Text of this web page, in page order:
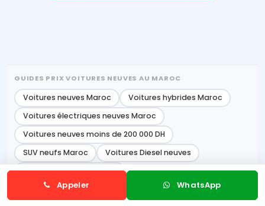
Appeler WhatsApp
GUIDES PRIX VOITURES NEUVES AU MAROC
Voitures neuves Maroc
Voitures hybrides Maroc
Voitures électriques neuves Maroc
Voitures neuves moins de 200 000 DH
SUV neufs Maroc
Voitures Diesel neuves
Voitures essence maroc
Voitures automatiques Maroc